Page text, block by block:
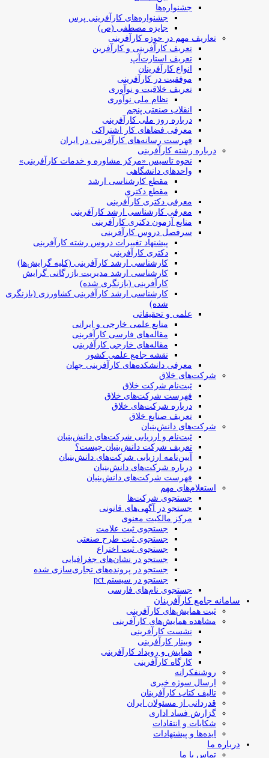
جشنواره‌ها
جشنواره‌های کارآفرینی‌ پرس
جایزه مصطفی (ص)
تعاریف مهم در حوزه کارآفرینی
تعریف کارآفرینی و کارآفرین
تعریف استارت‌آپ
انواع کارآفرینان
موفقیت در کارآفرینی
تعریف خلاقیت و نوآوری
نظام ملی نوآوری
انقلاب صنعتی پنجم
درباره روز ملی کارآفرینی
معرفی فضاهای کار اشتراکی
فهرست رسانه‌های کارآفرینی در ایران
درباره رشته کارآفرینی
نحوه تاسیس «مرکز مشاوره و خدمات کارآفرینی»
واحدهای دانشگاهی
مقطع کارشناسی ارشد
مقطع دکتری
معرفی دکتری کارآفرینی
معرفی کارشناسی ارشد کارآفرینی
منابع آزمون دکتری کارآفرینی
سرفصل دروس کارآفرینی
پیشنهاد تغییرات دروس رشته کارآفرینی
دکتری کارآفرینی
کارشناسی ارشد کارآفرینی (کلیه گرایش‌ها)
کارشناسی ارشد مدیریت بازرگانی گرایش
کارآفرینی (بازنگری شده)
کارشناسی ارشد کارآفرینی کشاورزی (بازنگری
شده)
علمی و تحقیقاتی
منابع علمی خارجی و ایرانی
مقاله‌های فارسی کارآفرینی
مقاله‌های خارجی کارآفرینی
نقشه جامع علمی کشور
معرفی دانشکده‌های کارآفرینی جهان
شرکت‌های خلاق
ثبت‌نام شرکت خلاق
فهرست شرکت‌های خلاق
درباره شرکت‌های خلاق
تعریف صنایع خلاق
شرکت‌های دانش‌بنیان
ثبت‌نام و ارزیابی شرکت‌های دانش‌بنیان
تعریف شرکت دانش‌بنیان چیست؟
آیین‌نامه ارزیابی شرکت‌های دانش‌بنیان
درباره شرکت‌های دانش‌بنیان
فهرست شرکت‌های دانش‌بنیان
استعلام‌های مهم
جستجوی شرکت‌ها
جستجو در آگهی‌های قانونی
مرکز مالکیت معنوی
جستجوی ثبت علامت
جستجوی ثبت طرح صنعتی
جستجوی ثبت اختراع
جستجو در نشان‌های جغرافیایی
جستجو در پرونده‌های تجاری‌سازی شده
جستجو در سیستم pct
جستجوی نام‌های فارسی
سامانه جامع کارآفرینان
ثبت همایش‌های کارآفرینی
مشاهده همایش‌های کارآفرینی
نشست کارآفرینی
وبینار کارآفرینی
همایش و رویداد کارآفرینی
کارگاه کارآفرینی
روشنفکرانه
ارسال سوژه‌ خبری
تالیف کتاب کارآفرینان
قدردانی از مسئولان ایران
گزارش فساد اداری
شکایات و انتقادات
ایده‌ها و پیشنهادات
درباره ما
تماس با ما